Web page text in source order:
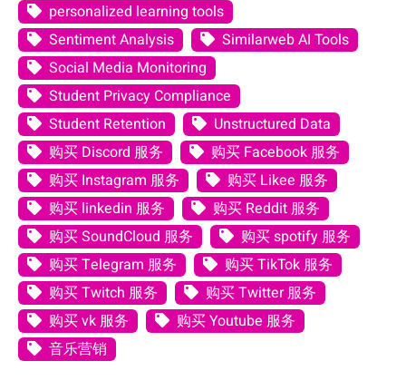
personalized learning tools
Sentiment Analysis
Similarweb AI Tools
Social Media Monitoring
Student Privacy Compliance
Student Retention
Unstructured Data
购买 Discord 服务
购买 Facebook 服务
购买 Instagram 服务
购买 Likee 服务
购买 linkedin 服务
购买 Reddit 服务
购买 SoundCloud 服务
购买 spotify 服务
购买 Telegram 服务
购买 TikTok 服务
购买 Twitch 服务
购买 Twitter 服务
购买 vk 服务
购买 Youtube 服务
音乐营销